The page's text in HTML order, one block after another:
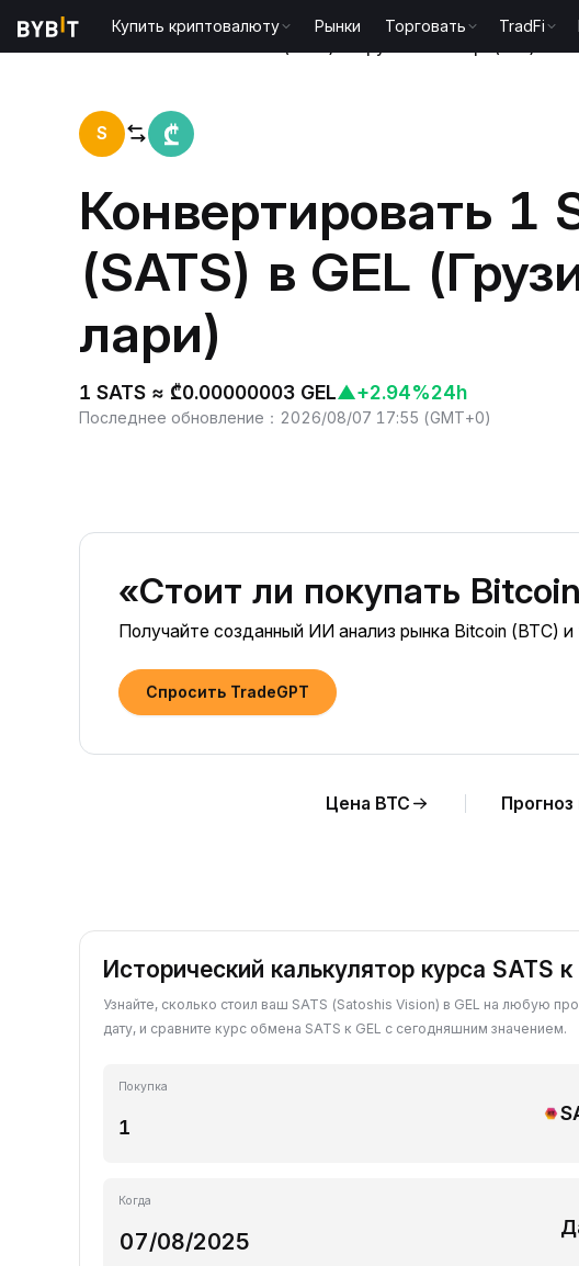
Купить криптовалюту Рынки Торговать TradFi
S
Конвертировать 1
(SATS) в GEL
лари)
1 SATS ≈ ₾0.00000003 GEL▲+2.94%24h
Последнее обновление ： 2026/08/07 17:55 (GMT+0)
«Стоит ли покупать
Получайте созданный ИИ анализ рынка Bitcoin (BTC) и
Спросить TradeGPT
Цена BTC
Исторический калькулятор курса SATS к
Узнайте, сколько стоил ваш SATS (Satoshis Vision) в GEL на любую
дату, и сравните курс обмена SATS к GEL с сегодняшним значением.
Покупка
Когда